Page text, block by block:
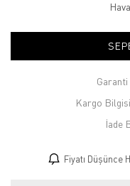
Kargo
İade
Fiyatı Düşünce